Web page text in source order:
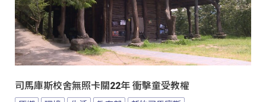
司馬庫斯校舍無照卡關22年 衝擊童受教權